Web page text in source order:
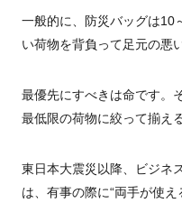
一般的に、防災バッグは10
い荷物を背負って足元の悪
最優先にすべきは命です。
最低限の荷物に絞って揃え
東日本大震災以降、ビジネ
は、有事の際に“両手が使